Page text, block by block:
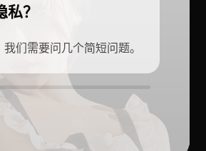
？
们需要问几个简短问题。